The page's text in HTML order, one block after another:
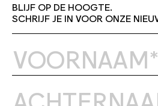
BLIJF OP DE HOOGTE.
SCHRIJF JE IN VOOR ONZE